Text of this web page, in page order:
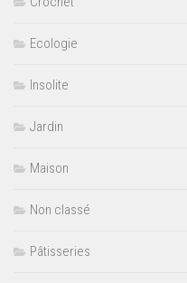
Ecologie
Insolite
Jardin
Maison
Non classé
Pâtisseries